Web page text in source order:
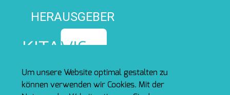
Um unsere Website optimal gestalten zu
können verwenden wir Cookies. Mit der
HERAUSGEBER